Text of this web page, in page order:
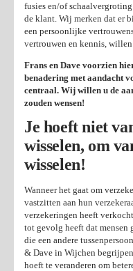
fusies en/of
de klant. Wij merken dat er
een persoonlijke
vertrouwen en kennis,
Frans en Dave voorzien
benadering met aandacht
centraal. Wij willen u de
zouden wensen!
Je hoeft niet
wisselen, om
wisselen!
Wanneer het gaat om
vastzitten aan hun
verzekeringen heeft
tot gevolg heeft dat mensen
die een andere
& Dave in Wijchen
hoeft te veranderen om